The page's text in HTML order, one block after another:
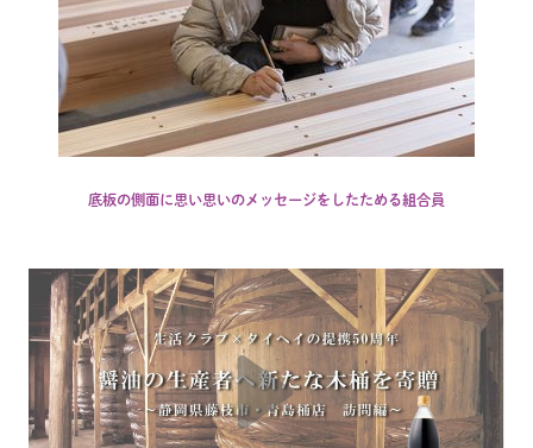
底板の側面に思い思いのメッセージをしたためる組合員